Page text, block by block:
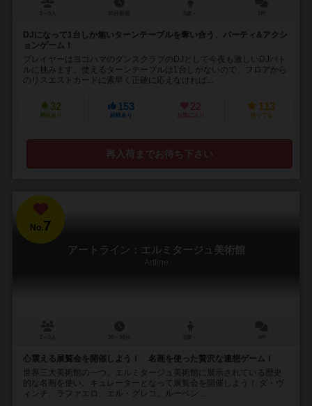
DJになって1台しか無いターンテーブルを奪い合う、パーティ&アクシ
ョンゲーム！
プレイヤーはヨコハマのダンスクラブのDJとして今夜も激しいDJバト
ルに挑みます。使えるターンテーブルは1台しかないので、フロアから
のリスエストカードに素早く正確に応えなければ...
32
興味あり
153
経験あり
22
お気に入り
113
持ってる
再入荷までお待ち下さい
No.7
アートライン：エルミタージュ美術館
Artline
心震える展覧会を開催しよう！ 名画を使った贅沢な連想ゲーム！
世界三大美術館の一つ、エルミタージュ美術館に展示されている歴史
的な名画を使い、キュレーターとなって展覧会を開催しよう！ ダ・ヴ
ィンチ、ラファエロ、エル・グレコ、ルーベン...